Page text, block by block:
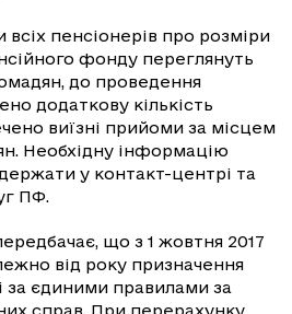
пенсіонерів про розміри
фонду переглянуть
до проведення
додаткову кількість
виїзні прийоми за місцем
Необхідну інформацію
у контакт-центрі та
ПФ.
що з 1 жовтня 2017
від року призначення
за єдиними правилами за
справ. При перерахунку